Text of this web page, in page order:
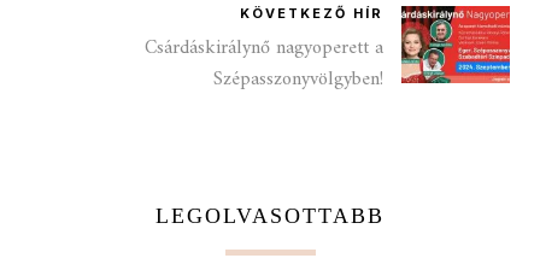
KÖVETKEZŐ HÍR
Csárdáskirálynő nagyoperett a
Szépasszonyvölgyben!
LEGOLVASOTTABB